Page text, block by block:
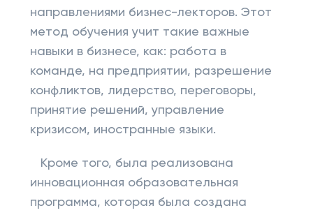
направлениями бизнес-лекторов. Этот
метод обучения учит такие важные
навыки в бизнесе, как: работа в
команде, на предприятии, разрешение
конфликтов, лидерство, переговоры,
принятие решений, управление
кризисом, иностранные языки.
Кроме того, была реализована
инновационная образовательная
программа, которая была создана